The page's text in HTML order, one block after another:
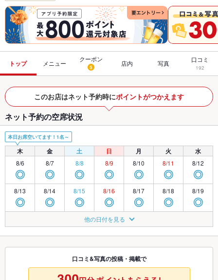
トップ メニュー
クーポン
5 店内 写真 口コミ
192
このお店はネット予約時にポイントがつかえます
ネット予約の空席状況
本日お席空いてます！1名～
木 金 土 日 月 火 水
8/6
◎
8/7
◎
8/8
◎
8/9
◎
8/10
◎
8/11
◎
8/12
◎
8/13
◎
8/14
◎
8/15
◎
8/16
◎
8/17
◎
8/18
◎
8/19
◎
◎ ◎
8/22
◎
8/23
◎
8/24
◎ ◎ ◎
8/27 8/28 8/29
◎
8/30
◎
8/31
◎
9/1 9/2
9/5
他の日付を見る
口コミ&写真の投稿・掲載で